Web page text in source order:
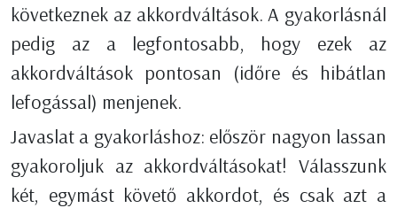
következnek az akkordváltások. A gyakorlásnál
pedig az a legfontosabb, hogy ezek az
akkordváltások pontosan (időre és hibátlan
lefogással) menjenek.
Javaslat a gyakorláshoz: először nagyon lassan
gyakoroljuk az akkordváltásokat! Válasszunk
két, egymást követő akkordot, és csak azt a